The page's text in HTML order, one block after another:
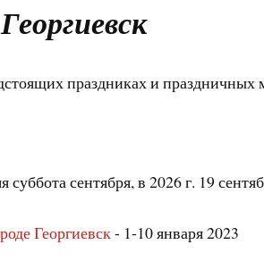
праздниках и праздничных
суббота сентября, в 2026 г. 19
Георгиевск- 1-10 января 2023